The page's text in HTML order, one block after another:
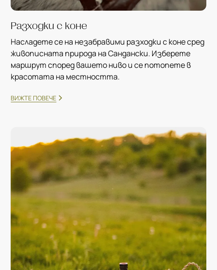
Разходки с коне
Насладете се на незабравими разходки с коне сред
живописната природа на Сандански. Изберете
маршрут според вашето ниво и се потопете в
красотата на местността.
ВИЖТЕ ПОВЕЧЕ